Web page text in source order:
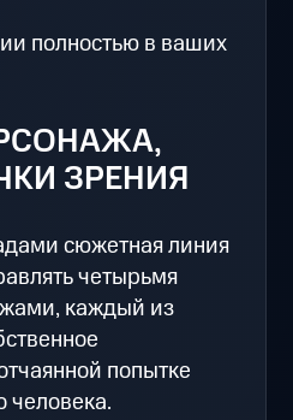
полностью в ваших
ЗРЕНИЯ
сюжетная линия
четырьмя
каждый из
попытке
человека.